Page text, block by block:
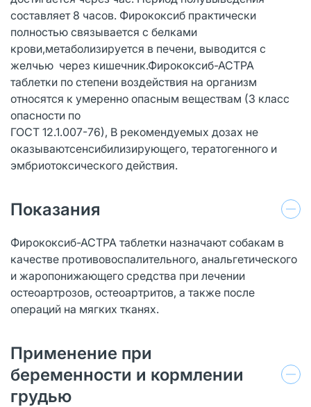
составляет 8 часов. Фирококсиб практически
полностью связывается с белками
крови,метаболизируется в печени, выводится с
желчью через кишечник.Фирококсиб-АСТРА
таблетки по степени воздействия на организм
относятся к умеренно опасным веществам (3 класс
опасности по
ГОСТ 12.1.007-76), B рекомендуемых дозах не
оказываютсенсибилизирующего, тератогенного и
эмбриотоксического действия.
Показания
Фирококсиб-АСТРА таблетки назначают собакам в
качестве противовоспалительного, анальгетического
и жаропонижающего средства при лечении
остеоартрозов, остеоартритов, а также после
операций на мягких тканях.
Применение при
беременности и кормлении
грудью